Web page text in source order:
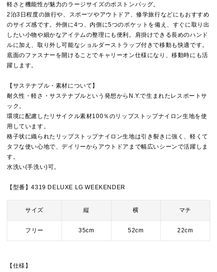
軽さと機能性が魅力のラージサイズのボストンバッグ。
2泊3日程度の旅行や、スポーツやアウトドア、修学旅行などにもおすすめ
のサイズ感です。外側に4つ、内側に5つのポケットを備え、すぐに取り出
したい小物や細かなアイテムの整理にも便利。肩掛けできる長めのハンド
ルに加え、取り外し可能なショルダーストラップ付きで移動も快適です。
底面のファスナーを開けることでキャリーオン仕様になり、移動時にも活
躍します。
【サステナブル・素材について】
耐久性・軽さ・サステナブルという発想からN.Y.で生まれたレスポートサ
ック。
環境に配慮したリサイクル素材100％のリップストップナイロン生地を使
用しています。
格子状に織られたリップストップナイロン生地は引き裂きに強く、軽くて
タフな使い心地で、デイリーからアウトドアまで幅広いシーンで活躍しま
す。
水洗い(手洗い)可。
【型番】4319 DELUXE LG WEEKENDER
サイズ 縦 横 マチ
フリー 35cm 52cm 22cm
【仕様】